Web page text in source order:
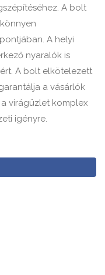
A bolt
A helyi
nyaralók is
A bolt elkötelezett
a vásárlók
virágüzlet komplex
igényre.